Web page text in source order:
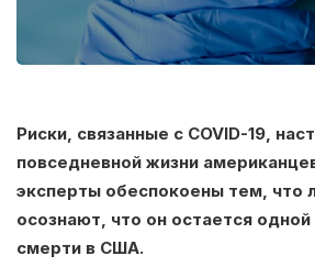
Риски, связанные с COVID-19,
повседневной жизни
эксперты обеспокоены тем, что
осознают, что он остается одной
смерти в США.